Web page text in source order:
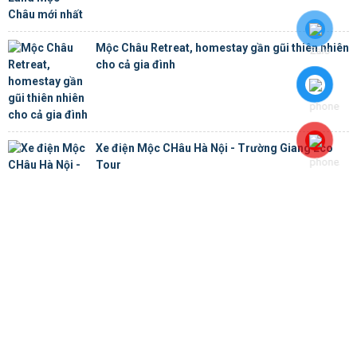
Mộc Châu Retreat, homestay gần gũi thiên nhiên
cho cả gia đình
Xe điện Mộc CHâu Hà Nội - Trường Giang Eco
Tour